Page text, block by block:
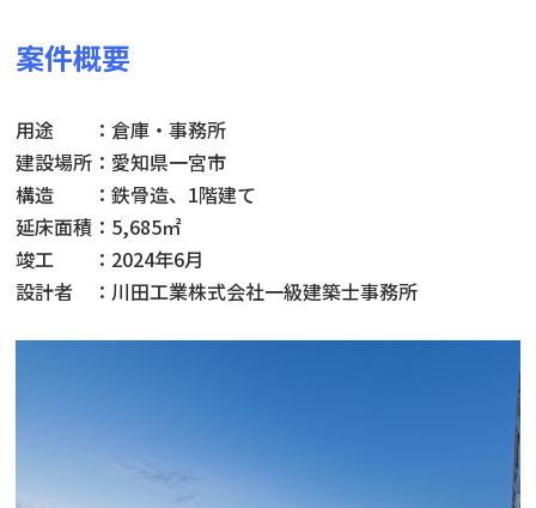
案件概要
用途 ：倉庫・事務所
建設場所：愛知県一宮市
構造 ：鉄骨造、1階建て
延床面積：5,685㎡
竣工 ： 2024年6月
設計者 ：川田工業株式会社一級建築士事務所